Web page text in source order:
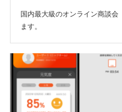
国内最大級のオンライン商談会
ます。